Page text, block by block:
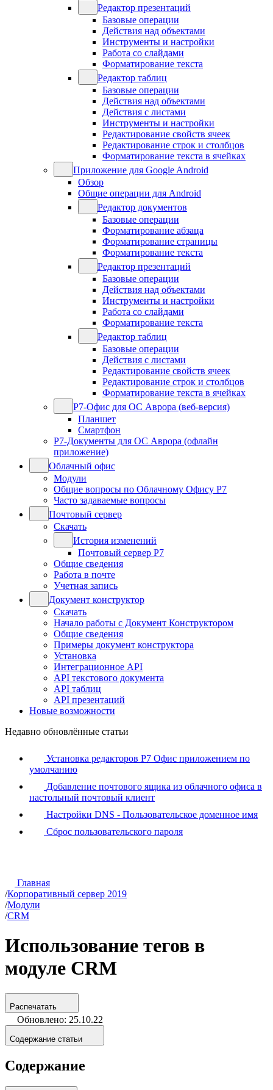
Редактор презентаций
Базовые операции
Действия над объектами
Инструменты и настройки
Работа со слайдами
Форматирование текста
Редактор таблиц
Базовые операции
Действия над объектами
Действия с листами
Инструменты и настройки
Редактирование свойств ячеек
Редактирование строк и столбцов
Форматирование текста в ячейках
Приложение для Google Android
Обзор
Общие операции для Android
Редактор документов
Базовые операции
Форматирование абзаца
Форматирование страницы
Форматирование текста
Редактор презентаций
Базовые операции
Действия над объектами
Инструменты и настройки
Работа со слайдами
Форматирование текста
Редактор таблиц
Базовые операции
Действия с листами
Редактирование свойств ячеек
Редактирование строк и столбцов
Форматирование текста в ячейках
Р7-Офис для ОС Аврора (веб-версия)
Планшет
Смартфон
Р7-Документы для ОС Аврора (офлайн
приложение)
Облачный офис
Модули
Общие вопросы по Облачному Офису Р7
Часто задаваемые вопросы
Почтовый сервер
Скачать
История изменений
Почтовый сервер Р7
Общие сведения
Работа в почте
Учетная запись
Документ конструктор
Скачать
Начало работы с Документ Конструктором
Общие сведения
Примеры документ конструктора
Установка
Интеграционное API
API текстового документа
API таблиц
API презентаций
Новые возможности
Недавно обновлённые статьи
Установка редакторов Р7 Офис приложением по
умолчанию
Добавление почтового ящика из облачного офиса в
настольный почтовый клиент
Настройки DNS - Пользовательское доменное имя
Сброс пользовательского пароля
Главная
/Корпоративный сервер 2019
/Модули
/CRM
Использование тегов в
модуле CRM
Распечатать
Обновлено: 25.10.22
Содержание статьи
Содержание